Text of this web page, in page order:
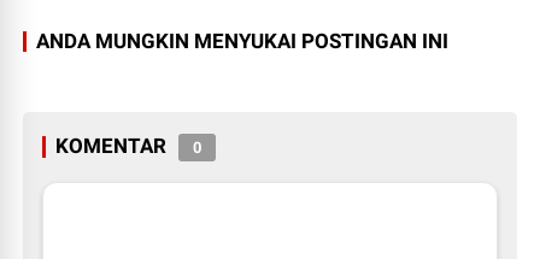
ANDA MUNGKIN MENYUKAI POSTINGAN INI
KOMENTAR 0